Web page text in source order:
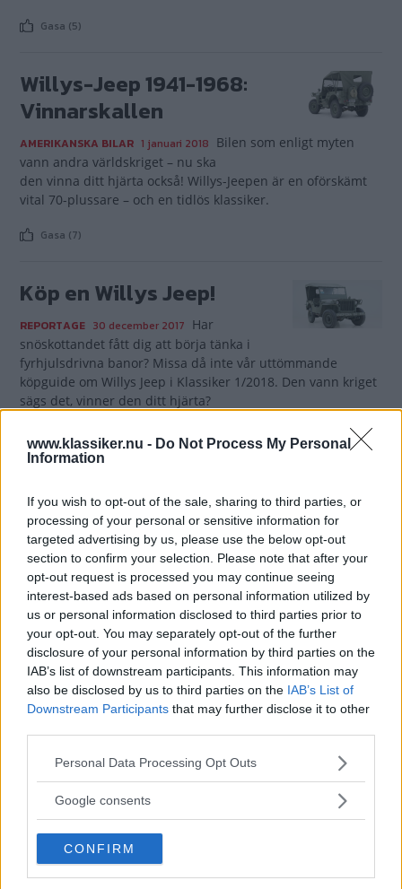
www.klassiker.nu - Do Not Process My Personal
Information
If you wish to opt-out of the sale, sharing to third parties, or
processing of your personal or sensitive information for
targeted advertising by us, please use the below opt-out
section to confirm your selection. Please note that after your
opt-out request is processed you may continue seeing
interest-based ads based on personal information utilized by
us or personal information disclosed to third parties prior to
your opt-out. You may separately opt-out of the further
disclosure of your personal information by third parties on the
IAB’s list of downstream participants. This information may
also be disclosed by us to third parties on the IAB’s List of
Downstream Participants that may further disclose it to other
Please note that this website/app uses one or more Google
not limited to your visit or usage behaviour. You may click to
use your data for below specified purposes in below Google
consent section.
Personal Data Processing Opt Outs
Google consents
CONFIRM
Gasa (5)
Willys-Jeep 1941-1968:
Vinnarskallen
AMERIKANSKA BILAR 1 januari 2018 Bilen som enligt myten
vann andra världskriget – nu ska
den vinna ditt hjärta också! Willys-Jeepen är en oförskämt
vital 70-plussare – och en tidlös klassiker.
Gasa (7)
Köp en Willys Jeep!
REPORTAGE 30 december 2017 Har
snöskottandet fått dig att börja tänka i
fyrhjulsdrivna banor? Missa då inte vår uttömmande
köpguide om Willys Jeep i Klassiker 1/2018. Den vann kriget
sägs det, vinner den ditt hjärta?
Gasa (5)
Årets Klassiker-
kandidat #1: Jeep CJ3
LÄSARNAS KLASSIKER 7 december 2013 Nu är det dags för att
rösta fram Årets Klassiker 2013. Första kandidaten är Jörgen
Einars Willys CJ3A Jeep från 1951.
Gasa (6)
En Jeepster igen
REPORTAGE 28 november 2013 Förra året
berörde vi en ovanlig Jeepster som
kommit in i Sverige, nu har en till anlänt.
Grattis Jeepster!
NAMNSDAGSBILEN 28 november 2009 Varje